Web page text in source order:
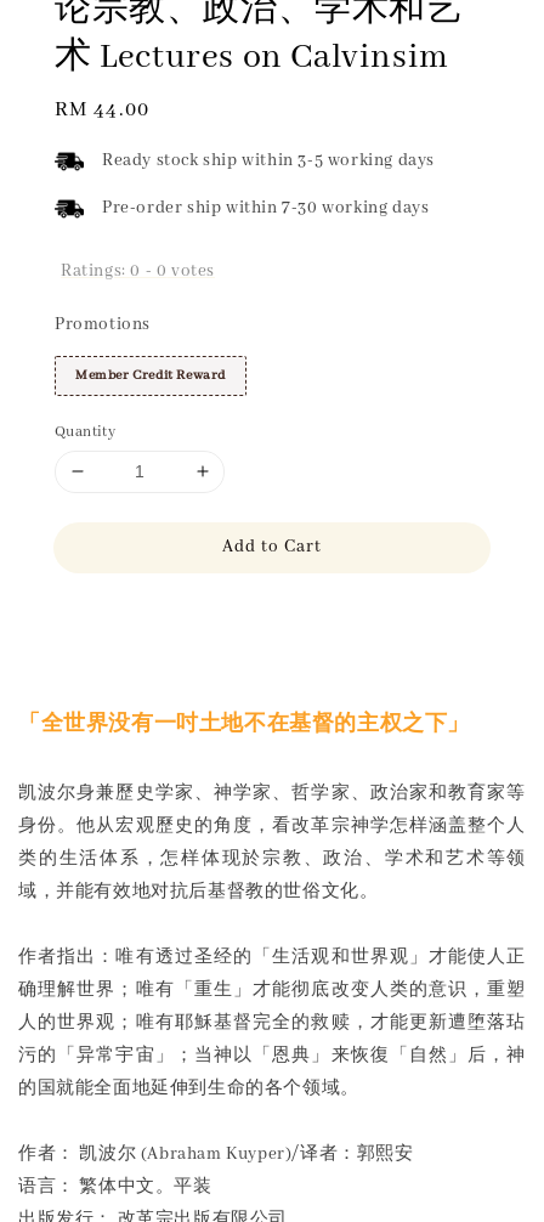
论宗教、政治、学术和艺
术 Lectures on Calvinsim
Regular
RM 44.00
Ready stock ship within 3-5 working days
Pre-order ship within 7-30 working days
Ratings:0 - 0 votes
Promotions
Member Credit Reward
Quantity
Add to Cart
「全世界没有一吋土地不在基督的主权之下」
凯波尔身兼歷史学家、神学家、哲学家、政治家和教育家等
身份。他从宏观歷史的角度，看改革宗神学怎样涵盖整个人
类的生活体系，怎样体现於宗教、政治、学术和艺术等领
域，并能有效地对抗后基督教的世俗文化。
作者指出：唯有透过圣经的「生活观和世界观」才能使人正
确理解世界；唯有「重生」才能彻底改变人类的意识，重塑
人的世界观；唯有耶穌基督完全的救赎，才能更新遭堕落玷
污的「异常宇宙」；当神以「恩典」来恢復「自然」后，神
的国就能全面地延伸到生命的各个领域。
作者： 凯波尔 (Abraham Kuyper)/译者：郭熙安
语言： 繁体中文。平装